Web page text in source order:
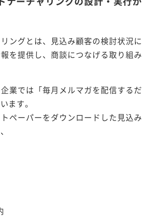
ングとは、見込み顧客の検討状況に
を提供し、商談につなげる取り組み
業では「毎月メルマガを配信するだ
ます。
ペーパーをダウンロードした見込み